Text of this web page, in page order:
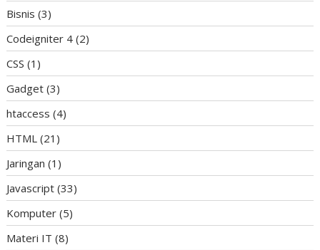
Bisnis (3)
Codeigniter 4 (2)
CSS (1)
Gadget (3)
htaccess (4)
HTML (21)
Jaringan (1)
Javascript (33)
Komputer (5)
Materi IT (8)